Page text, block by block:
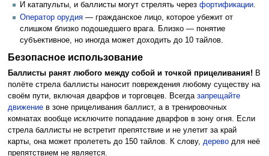
И катапульты, и баллисты могут стрелять через фортификации.
Оператор орудия — гражданское лицо, которое убежит от
слишком близко подошедшего врага. Близко — понятие
субъективное, но иногда может доходить до 10 тайлов.
Безопасное использование
Баллисты ранят любого между собой и точкой прицеливания! В
полёте стрела баллисты наносит повреждения любому существу на
своём пути, включая дварфов и торговцев. Всегда запрещайте
движениев зоне прицеливания баллист, а в тренировочных
комнатах вообще исключите попадание дварфов в зону огня. Если
стрела баллисты не встретит препятствие и не улетит за край
карты, она может пролететь до 150 тайлов. К слову, дереводля неё
препятствием не является.